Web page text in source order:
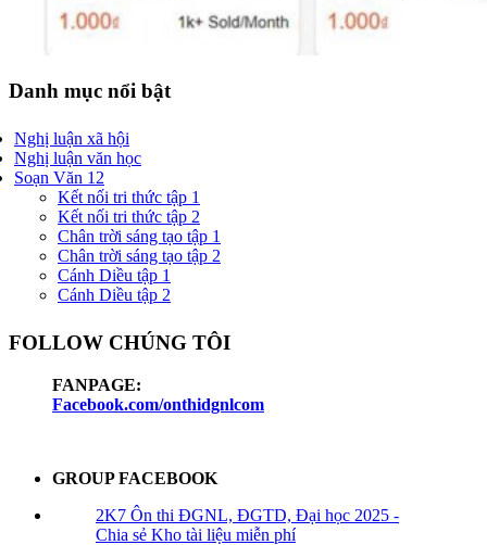
Danh mục nổi bật
Nghị luận xã hội
Nghị luận văn học
Soạn Văn 12
Kết nối tri thức tập 1
Kết nối tri thức tập 2
Chân trời sáng tạo tập 1
Chân trời sáng tạo tập 2
Cánh Diều tập 1
Cánh Diều tập 2
FOLLOW CHÚNG TÔI
FANPAGE:
Facebook.com/onthidgnlcom
GROUP FACEBOOK
2K7 Ôn thi ĐGNL, ĐGTD, Đại học 2025 -
Chia sẻ Kho tài liệu miễn phí